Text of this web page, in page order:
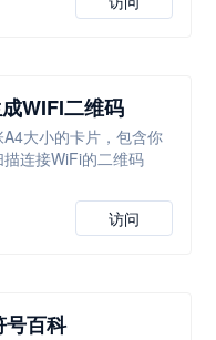
WIFI二维码
大小的卡片，包含你
连接WiFi的二维码
访问
百科